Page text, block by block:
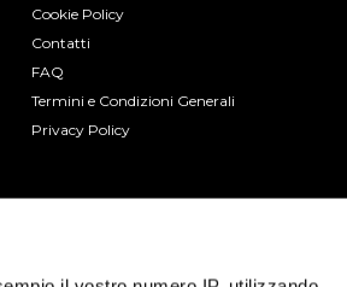
Cookie Policy
Contatti
FAQ
Termini e Condizioni Generali
Privacy Policy